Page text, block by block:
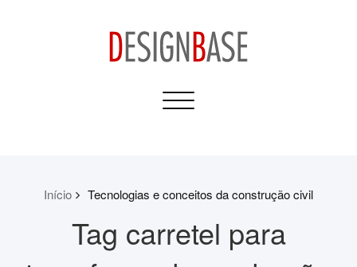
Toggle
Início Tecnologias e conceitos da construção civil
Tag carretel para